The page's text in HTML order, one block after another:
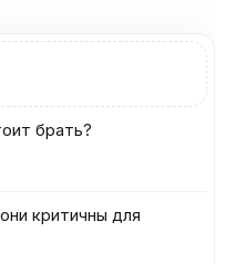
брать?
критичны для